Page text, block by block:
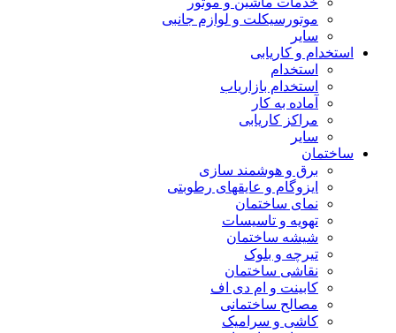
موتورسیکلت و لوازم جانبی
سایر
استخدام و کاریابی
استخدام
استخدام بازاریاب
آماده به کار
مراکز کاریابی
سایر
ساختمان
برق و هوشمند سازی
ایزوگام و عایقهای رطوبتی
نمای ساختمان
تهویه و تاسیسات
شیشه ساختمان
تیرچه و بلوک
نقاشی ساختمان
کابینت و ام دی اف
مصالح ساختمانی
کاشی و سرامیک